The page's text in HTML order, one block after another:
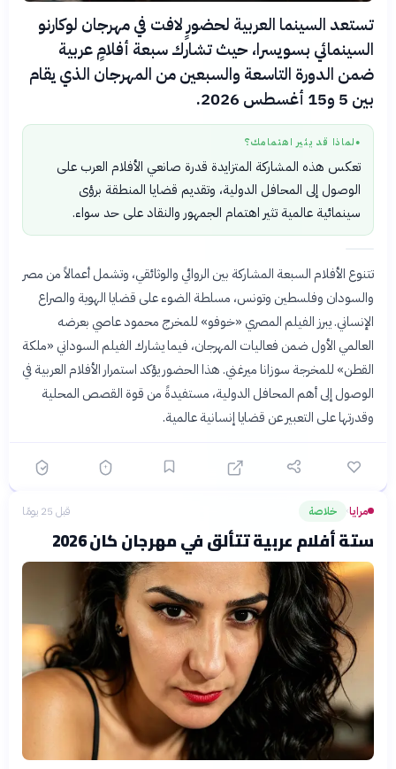
تستعد السينما العربية لحضورٍ لافت في مهرجان لوكارنو
السينمائي بسويسرا، حيث تشارك سبعة أفلامٍ عربية
ضمن الدورة التاسعة والسبعين من المهرجان الذي يقام
بين 5 و15 أغسطس 2026.
● لماذا قد يثير اهتمامك؟
تعكس هذه المشاركة المتزايدة قدرة صانعي الأفلام العرب على
الوصول إلى المحافل الدولية، وتقديم قضايا المنطقة برؤى
سينمائية عالمية تثير اهتمام الجمهور والنقاد على حد سواء.
تتنوع الأفلام السبعة المشاركة بين الروائي والوثائقي، وتشمل أعمالاً من مصر
والسودان وفلسطين وتونس، مسلطة الضوء على قضايا الهوية والصراع
الإنساني. يبرز الفيلم المصري «خوفو» للمخرج محمود عاصي بعرضه
العالمي الأول ضمن فعاليات المهرجان، فيما يشارك الفيلم السوداني «ملكة
القطن» للمخرجة سوزانا ميرغني. هذا الحضور يؤكد استمرار الأفلام العربية في
الوصول إلى أهم المحافل الدولية، مستفيدةً من قوة القصص المحلية
وقدرتها على التعبير عن قضايا إنسانية عالمية.
مرايا› خلاصة قبل 25 يومًا
ستة أفلام عربية تتألق في مهرجان كان 2026